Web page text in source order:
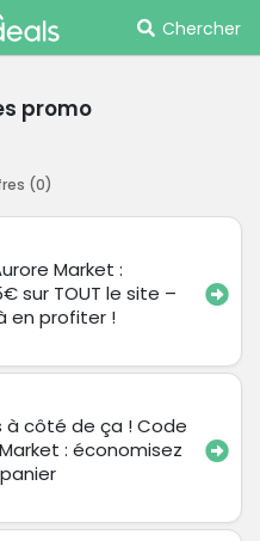
Chercher
promo
(0)
Market :
sur TOUT le site –
en profiter !
à côté de ça ! Code
: économisez
panier